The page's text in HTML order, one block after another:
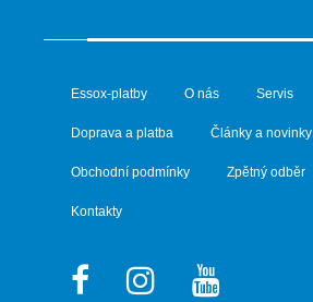
Essox-platby O nás Servis
Doprava a platba Články a novinky
Obchodní podmínky Zpětný odběr
Kontakty